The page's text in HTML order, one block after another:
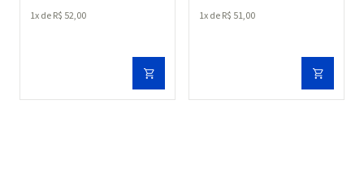
1 R$ 52 00 1 R$ 51 00